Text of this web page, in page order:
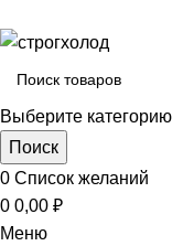
Выберите категорию
Поиск
0 Список желаний
0 0,00 ₽
Меню